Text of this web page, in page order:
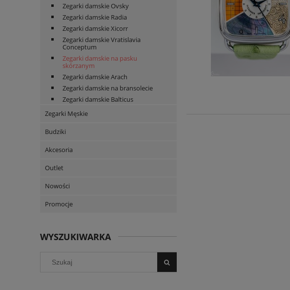
Zegarki damskie Ovsky
Zegarki damskie Radia
Zegarki damskie Xicorr
Zegarki damskie Vratislavia
Conceptum
Zegarki damskie na pasku
skórzanym
Zegarki damskie Arach
Zegarki damskie na bransolecie
Zegarki damskie Balticus
Zegarki Męskie
Budziki
Akcesoria
Outlet
Nowości
Promocje
WYSZUKIWARKA